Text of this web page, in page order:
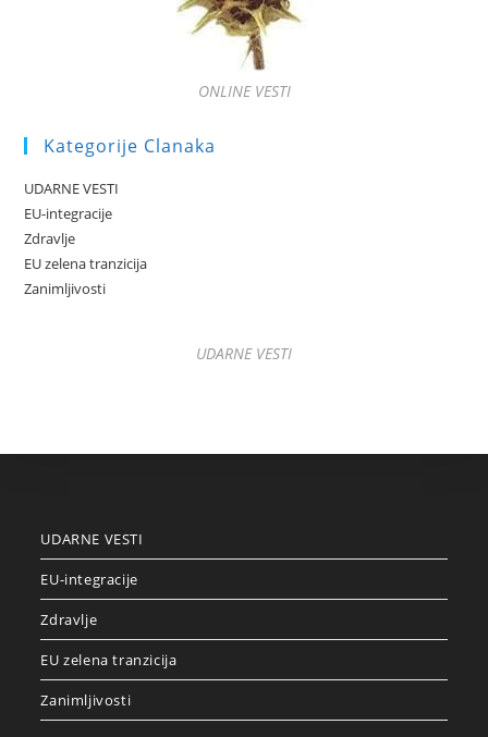
ONLINE VESTI
Kategorije Clanaka
UDARNE VESTI
EU-integracije
Zdravlje
EU zelena tranzicija
Zanimljivosti
UDARNE VESTI
UDARNE VESTI
EU-integracije
Zdravlje
EU zelena tranzicija
Zanimljivosti